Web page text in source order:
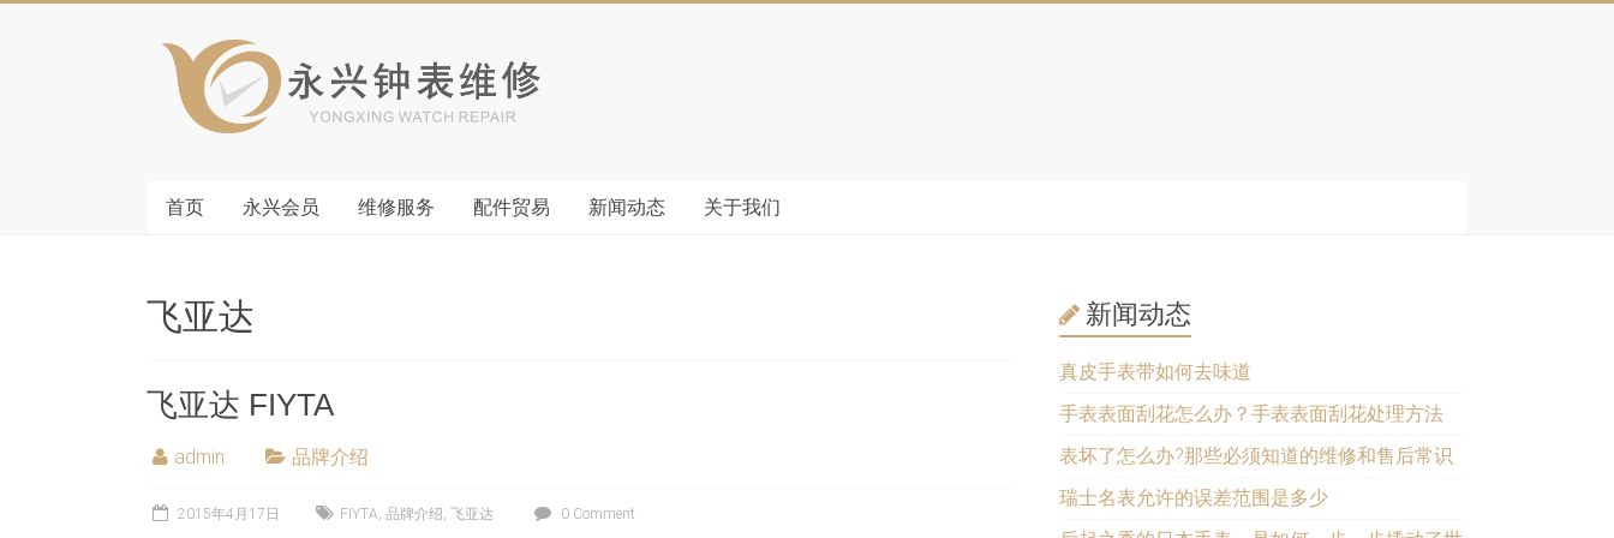
首页 永兴会员 维修服务 配件贸易 新闻动态 关于我们
飞亚达
飞亚达 FIYTA
admin 品牌介绍
2015年4月17日 FIYTA, 品牌介绍, 飞亚达 0 Comment
新闻动态
真皮手表带如何去味道
手表表面刮花怎么办？手表表面刮花处理方法
表坏了怎么办?那些必须知道的维修和售后常识
瑞士名表允许的误差范围是多少